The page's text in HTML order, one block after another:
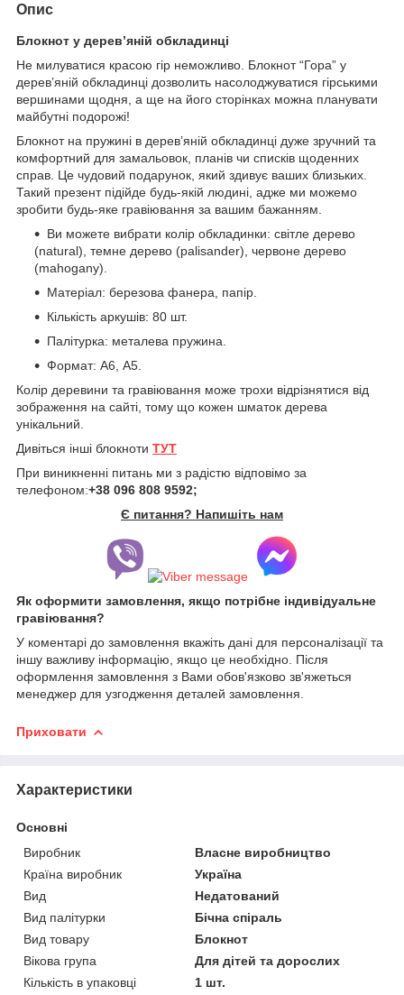
Опис
Блокнот у дерев’яній обкладинці
Не милуватися красою гір неможливо. Блокнот “Гора” у
дерев’яній обкладинці дозволить насолоджуватися гірськими
вершинами щодня, а ще на його сторінках можна планувати
майбутні подорожі!
Блокнот на пружині в дерев’яній обкладинці дуже зручний та
комфортний для замальовок, планів чи списків щоденних
справ. Це чудовий подарунок, який здивує ваших близьких.
Такий презент підійде будь-якій людині, адже ми можемо
зробити будь-яке гравіювання за вашим бажанням.
Ви можете вибрати колір обкладинки: світле дерево
(natural), темне дерево (palisander), червоне дерево
(mahogany).
Матеріал: березова фанера, папір.
Кількість аркушів: 80 шт.
Палітурка: металева пружина.
Формат: А6, А5.
Колір деревини та гравіювання може трохи відрізнятися від
зображення на сайті, тому що кожен шматок дерева
унікальний.
Дивіться інші блокноти ТУТ
При виникненні питань ми з радістю відповімо за
телефоном:+38 096 808 9592;
Є питання? Напишіть нам
Як оформити замовлення, якщо потрібне індивідуальне
гравіювання?
У коментарі до замовлення вкажіть дані для персоналізації та
іншу важливу інформацію, якщо це необхідно. Після
оформлення замовлення з Вами обов'язково зв'яжеться
менеджер для узгодження деталей замовлення.
Приховати
Характеристики
Основні
Виробник
Власне виробництво
Країна виробник
Україна
Вид
Недатований
Вид палітурки
Бічна спіраль
Вид товару
Блокнот
Вікова група
Для дітей та дорослих
Кількість в упаковці
1 шт.